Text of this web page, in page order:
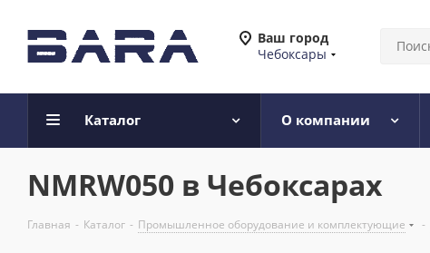
Ваш город
Чебоксары
Каталог О компании
NMRW050 в Чебоксарах
Главная - Каталог - Промышленное оборудование и комплектующие -